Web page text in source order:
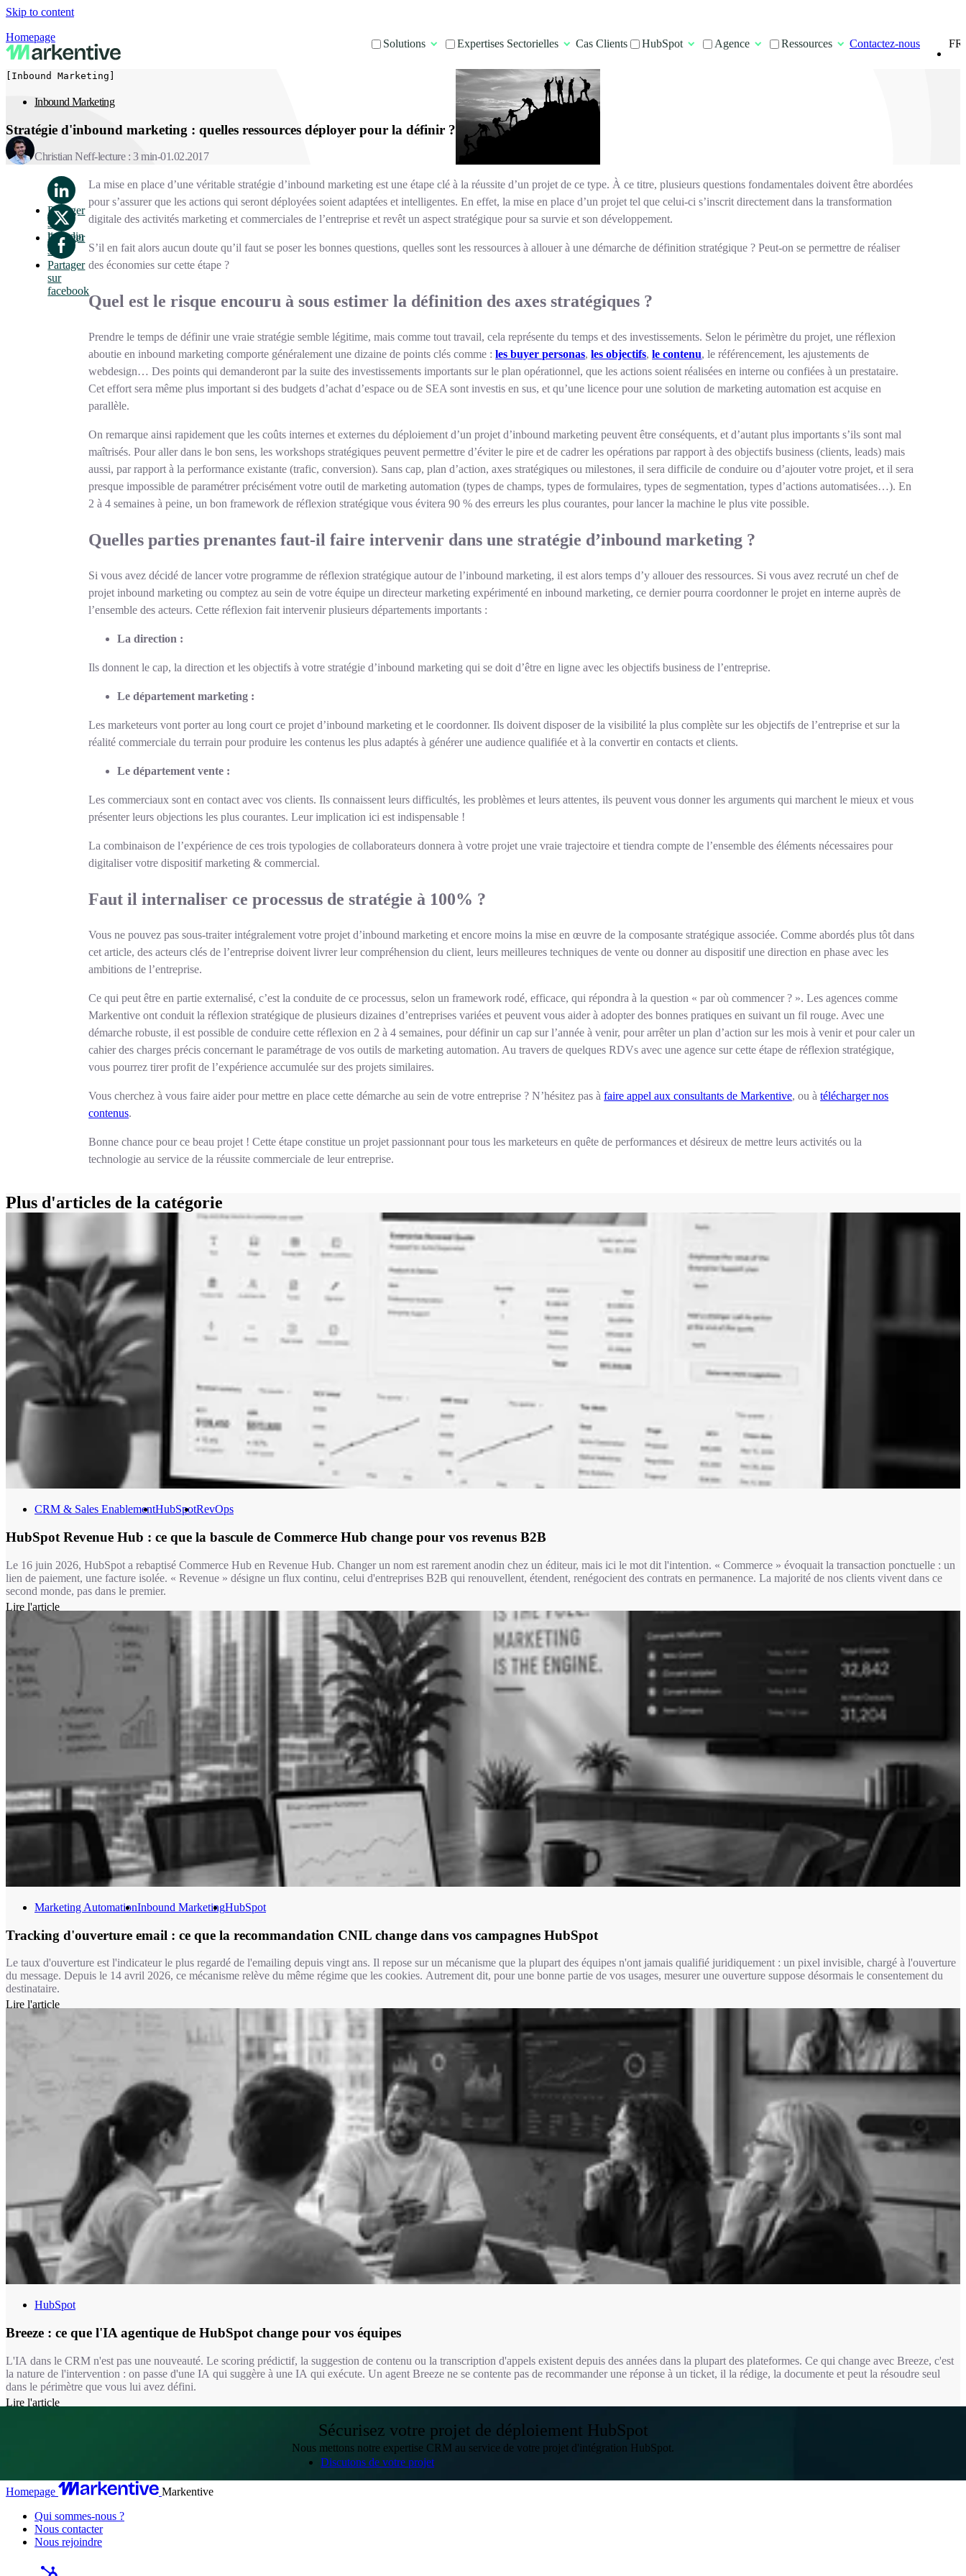
Skip to content
Homepage
Solutions Expertises Sectorielles Cas Clients HubSpot Agence Ressources Contactez-nous
[Inbound Marketing]
Inbound Marketing
Stratégie d'inbound marketing : quelles ressources déployer pour la définir ?
Christian Neff lecture : 3 min 01.02.2017
Partager
sur
linkedin
Partager
sur x
Partager
sur
facebook
La mise en place d’une véritable stratégie d’inbound marketing est une étape clé à la réussite d’un projet de ce type. À ce titre, plusieurs questions fondamentales doivent être abordées
pour s’assurer que les actions qui seront déployées soient adaptées et intelligentes. En effet, la mise en place d’un projet tel que celui-ci s’inscrit directement dans la transformation
digitale des activités marketing et commerciales de l’entreprise et revêt un aspect stratégique pour sa survie et son développement.
S’il en fait alors aucun doute qu’il faut se poser les bonnes questions, quelles sont les ressources à allouer à une démarche de définition stratégique ? Peut-on se permettre de réaliser
des économies sur cette étape ?
Quel est le risque encouru à sous estimer la définition des axes stratégiques ?
Prendre le temps de définir une vraie stratégie semble légitime, mais comme tout travail, cela représente du temps et des investissements. Selon le périmètre du projet, une réflexion
aboutie en inbound marketing comporte généralement une dizaine de points clés comme :les buyer personas,les objectifs,le contenu, le référencement, les ajustements de
webdesign… Des points qui demanderont par la suite des investissements importants sur le plan opérationnel, que les actions soient réalisées en interne ou confiées à un prestataire.
Cet effort sera même plus important si des budgets d’achat d’espace ou de SEA sont investis en sus, et qu’une licence pour une solution de marketing automation est acquise en
parallèle.
On remarque ainsi rapidement que les coûts internes et externes du déploiement d’un projet d’inbound marketing peuvent être conséquents, et d’autant plus importants s’ils sont mal
maîtrisés. Pour aller dans le bon sens, les workshops stratégiques peuvent permettre d’éviter le pire et de cadrer les opérations par rapport à des objectifs business (clients, leads) mais
aussi, par rapport à la performance existante (trafic, conversion). Sans cap, plan d’action, axes stratégiques ou milestones, il sera difficile de conduire ou d’ajouter votre projet, et il sera
presque impossible de paramétrer précisément votre outil de marketing automation (types de champs, types de formulaires, types de segmentation, types d’actions automatisées…). En
2 à 4 semaines à peine, un bon framework de réflexion stratégique vous évitera 90 % des erreurs les plus courantes, pour lancer la machine le plus vite possible.
Quelles parties prenantes faut-il faire intervenir dans une stratégie d’inbound marketing ?
Si vous avez décidé de lancer votre programme de réflexion stratégique autour de l’inbound marketing, il est alors temps d’y allouer des ressources. Si vous avez recruté un chef de
projet inbound marketing ou comptez au sein de votre équipe un directeur marketing expérimenté en inbound marketing, ce dernier pourra coordonner le projet en interne auprès de
l’ensemble des acteurs. Cette réflexion fait intervenir plusieurs départements importants :
La direction :
Ils donnent le cap, la direction et les objectifs à votre stratégie d’inbound marketing qui se doit d’être en ligne avec les objectifs business de l’entreprise.
Le département marketing :
Les marketeurs vont porter au long court ce projet d’inbound marketing et le coordonner. Ils doivent disposer de la visibilité la plus complète sur les objectifs de l’entreprise et sur la
réalité commerciale du terrain pour produire les contenus les plus adaptés à générer une audience qualifiée et à la convertir en contacts et clients.
Le département vente :
Les commerciaux sont en contact avec vos clients. Ils connaissent leurs difficultés, les problèmes et leurs attentes, ils peuvent vous donner les arguments qui marchent le mieux et vous
présenter leurs objections les plus courantes. Leur implication ici est indispensable !
La combinaison de l’expérience de ces trois typologies de collaborateurs donnera à votre projet une vraie trajectoire et tiendra compte de l’ensemble des éléments nécessaires pour
digitaliser votre dispositif marketing & commercial.
Faut il internaliser ce processus de stratégie à 100% ?
Vous ne pouvez pas sous-traiter intégralement votre projet d’inbound marketing et encore moins la mise en œuvre de la composante stratégique associée. Comme abordés plus tôt dans
cet article, des acteurs clés de l’entreprise doivent livrer leur compréhension du client, leurs meilleures techniques de vente ou donner au dispositif une direction en phase avec les
ambitions de l’entreprise.
Ce qui peut être en partie externalisé, c’est la conduite de ce processus, selon un framework rodé, efficace, qui répondra à la question « par où commencer ? ». Les agences comme
Markentive ont conduit la réflexion stratégique de plusieurs dizaines d’entreprises variées et peuvent vous aider à adopter des bonnes pratiques en suivant un fil rouge. Avec une
démarche robuste, il est possible de conduire cette réflexion en 2 à 4 semaines, pour définir un cap sur l’année à venir, pour arrêter un plan d’action sur les mois à venir et pour caler un
cahier des charges précis concernant le paramétrage de vos outils de marketing automation. Au travers de quelques RDVs avec une agence sur cette étape de réflexion stratégique,
vous pourrez tirer profit de l’expérience accumulée sur des projets similaires.
Vous cherchez à vous faire aider pour mettre en place cette démarche au sein de votre entreprise ? N’hésitez pas àfaire appel aux consultants de Markentive, ou àtélécharger nos
contenus.
Bonne chance pour ce beau projet ! Cette étape constitue un projet passionnant pour tous les marketeurs en quête de performances et désireux de mettre leurs activités ou la
technologie au service de la réussite commerciale de leur entreprise.
Plus d'articles de la catégorie
CRM & Sales EnablementHubSpotRevOps
HubSpot Revenue Hub : ce que la bascule de Commerce Hub change pour vos revenus B2B
Le 16 juin 2026, HubSpot a rebaptisé Commerce Hub en Revenue Hub. Changer un nom est rarement anodin chez un éditeur, mais ici le mot dit l'intention. « Commerce » évoquait la transaction ponctuelle : un
lien de paiement, une facture isolée. « Revenue » désigne un flux continu, celui d'entreprises B2B qui renouvellent, étendent, renégocient des contrats en permanence. La majorité de nos clients vivent dans ce
second monde, pas dans le premier.
Lire l'article
Marketing AutomationInbound MarketingHubSpot
Tracking d'ouverture email : ce que la recommandation CNIL change dans vos campagnes HubSpot
Le taux d'ouverture est l'indicateur le plus regardé de l'emailing depuis vingt ans. Il repose sur un mécanisme que la plupart des équipes n'ont jamais qualifié juridiquement : un pixel invisible, chargé à l'ouverture
du message. Depuis le 14 avril 2026, ce mécanisme relève du même régime que les cookies. Autrement dit, pour une bonne partie de vos usages, mesurer une ouverture suppose désormais le consentement du
destinataire.
Lire l'article
HubSpot
Breeze : ce que l'IA agentique de HubSpot change pour vos équipes
L'IA dans le CRM n'est pas une nouveauté. Le scoring prédictif, la suggestion de contenu ou la transcription d'appels existent depuis des années dans la plupart des plateformes. Ce qui change avec Breeze, c'est
la nature de l'intervention : on passe d'une IA qui suggère à une IA qui exécute. Un agent Breeze ne se contente pas de recommander une réponse à un ticket, il la rédige, la documente et peut la résoudre seul
dans le périmètre que vous lui avez défini.
Lire l'article
Sécurisez votre projet de déploiement HubSpot
Nous mettons notre expertise CRM au service de votre projet d'intégration HubSpot.
Discutons de votre projet
Homepage
Markentive
Qui sommes-nous ?
Nous contacter
Nous rejoindre